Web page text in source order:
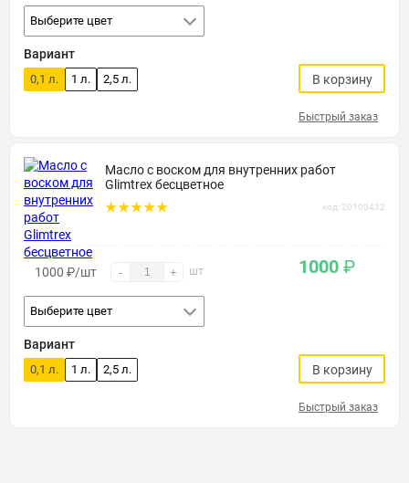
Выберите цвет
Вариант
0,1 л. 1 л. 2,5 л. В корзину
Быстрый заказ
Масло с воском для внутренних работ
Glimtrex бесцветное
код: 20100432
1000 ₽/шт - + шт
Выберите цвет
Вариант
0,1 л. 1 л. 2,5 л.
1000 ₽
В корзину
Быстрый заказ